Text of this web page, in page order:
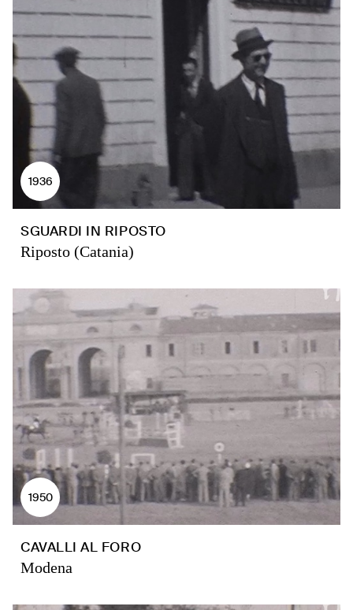
1936
SGUARDI IN RIPOSTO
Riposto (Catania)
1950
CAVALLI AL FORO
Modena